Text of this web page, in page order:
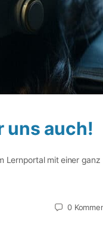
uns auch!
Lernportal mit einer ganz
0